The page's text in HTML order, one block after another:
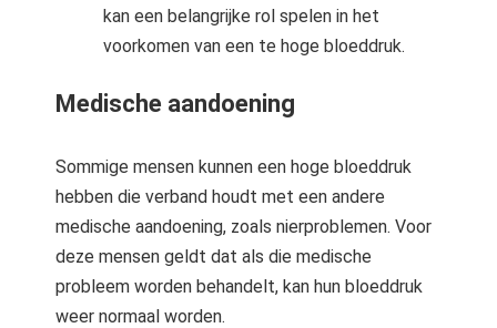
kan een belangrijke rol spelen in het
voorkomen van een te hoge bloeddruk.
Medische aandoening
Sommige mensen kunnen een hoge bloeddruk
hebben die verband houdt met een andere
medische aandoening, zoals nierproblemen. Voor
deze mensen geldt dat als die medische
probleem worden behandelt, kan hun bloeddruk
weer normaal worden.